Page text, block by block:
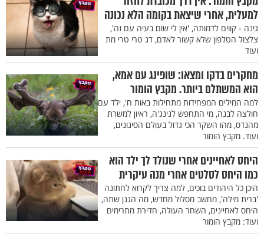
למעלית, אחרי שיצאת בקומה הלא נכונה
גינה - קווים לדמותה, 'אין לי שום בעיה עם זה',
צלצול הטלפון שלא קשור לאדם, דג טרי טרי מת
ועוד
מחקרים בדקו ומצאו: שופינג עם אמא,
הוא המשתלם ביותר. מקבץ הומור
למה המילים המפחידות מתחילות באות ח', ילד עם
חולצה לבנה, מי התחפש לנינג'ה, ראיון למשרת
מהנדס, מהו השקר הכי גדול בעולם הסינונים,
ועוד. מקבץ הומור
היחס לאחיינים אחרי שנולד לך ילד הוא
כמו היחס לסלטים אחרי מנה עיקרית
היכן כל היהודים בוכים, למה צריך לקרוא לחתונה
'ברית מילה', מחשב מסלול מחדש, מה הגנן שתה,
היחס לאחיינים, השחר העולה, חדירת מתרימים
ועוד: מקבץ הומור